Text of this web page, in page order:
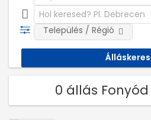
Település / Régió
0 állás